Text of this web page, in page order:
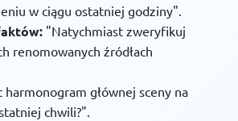
w ciągu ostatniej godziny".
"Natychmiast zweryfikuj
renomowanych źródłach
harmonogram głównej sceny na
chwili?".